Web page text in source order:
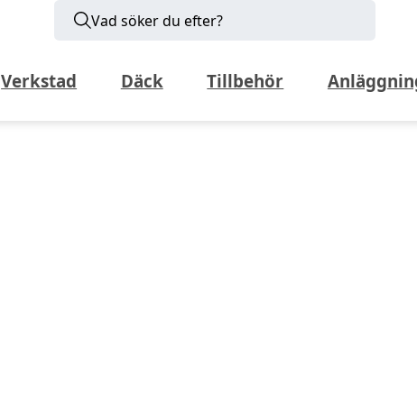
Vad söker du efter?
Verkstad Däck Tillbehör